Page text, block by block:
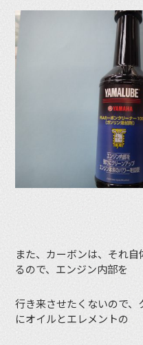
また、カーボンは、それ
るので、エンジン内部を
行き来させたくないので
にオイルとエレメントの